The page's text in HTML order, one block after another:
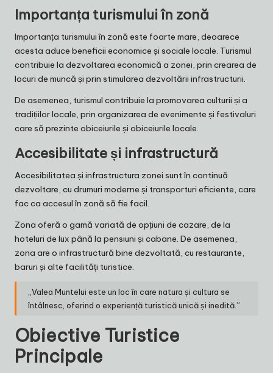
Importanța turismului în zonă
Importanța turismului în zonă este foarte mare, deoarece
acesta aduce beneficii economice și sociale locale. Turismul
contribuie la dezvoltarea economică a zonei, prin crearea de
locuri de muncă și prin stimularea dezvoltării infrastructurii.
De asemenea, turismul contribuie la promovarea culturii și a
tradițiilor locale, prin organizarea de evenimente și festivaluri
care să prezinte obiceiurile și obiceiurile locale.
Accesibilitate și infrastructură
Accesibilitatea și infrastructura zonei sunt în continuă
dezvoltare, cu drumuri moderne și transporturi eficiente, care
fac ca accesul în zonă să fie facil.
Zona oferă o gamă variată de opțiuni de cazare, de la
hoteluri de lux până la pensiuni și cabane. De asemenea,
zona are o infrastructură bine dezvoltată, cu restaurante,
baruri și alte facilități turistice.
„Valea Muntelui este un loc în care natura și cultura se
întâlnesc, oferind o experiență turistică unică și inedită.”
Obiective Turistice
Principale